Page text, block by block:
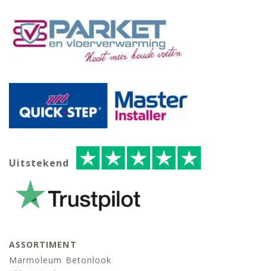
Uitstekend
ASSORTIMENT
Marmoleum Betonlook